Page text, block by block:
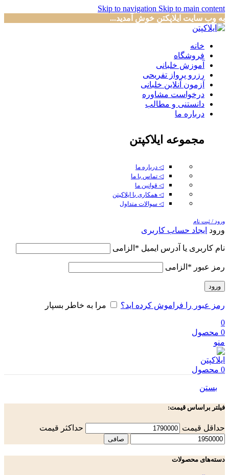
Skip to navigation Skip to main content
به وب سایت ایلاپکتن خوش آمدید...
خانه
فروشگاه
آموزش خلبانی
رزرو پرواز تفریحی
آزمون آنلاین خلبانی
درخواست مشاوره
دانستنی و مطالب
درباره ما
مجموعه ایلاکپتن
◁ درباره ما
◁ تماس با ما
◁ قوانین ما
◁ همکاری با ایلاکپتن
◁ سوالات متداول
ورود / ثبت نام
ورود ایجاد حساب کاربری
نام کاربری یا آدرس ایمیل * الزامی
رمز عبور * الزامی
ورود
رمز عبور را فراموش کرده اید؟
مرا به خاطر بسپار
0
0 محصول
منو
0 محصول
بستن
فیلتر براساس قیمت:
حداقل قیمت حداكثر قيمت
صافی
دسته‌های محصولات